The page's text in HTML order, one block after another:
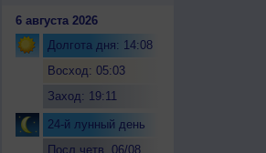
6 августа 2026
Долгота дня: 14:08
Восход: 05:03
Заход: 19:11
24-й лунный день
Посл.четв. 06/08